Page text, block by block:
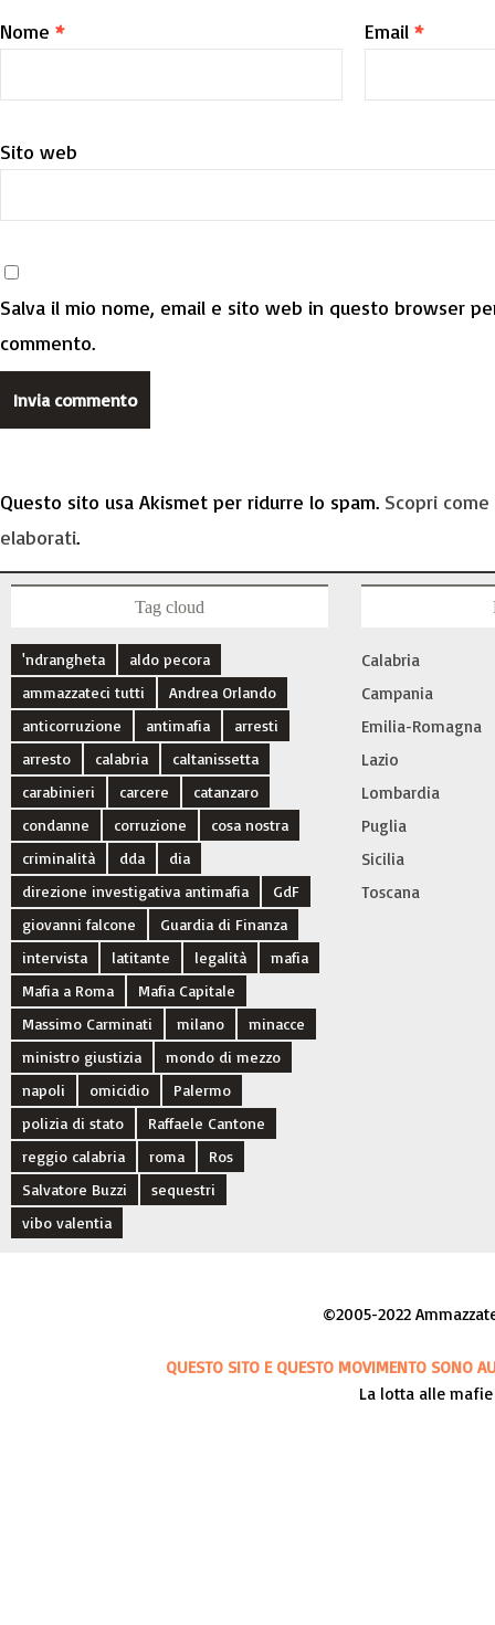
Nome * Email *
Sito web
Salva il mio nome, email e sito web in questo browser
commento.
Questo sito usa Akismet per ridurre lo spam. Scopri
elaborati.
Tag cloud
'ndrangheta
aldo pecora
ammazzateci tutti
Andrea Orlando
anticorruzione
antimafia
arresti
arresto
calabria
caltanissetta
carabinieri
carcere
catanzaro
condanne
corruzione
cosa nostra
criminalità
dda
dia
direzione investigativa antimafia
GdF
giovanni falcone
Guardia di Finanza
intervista
latitante legalità
mafia
Mafia a Roma
Mafia Capitale
Massimo Carminati
milano
minacce
ministro giustizia
mondo di mezzo
napoli
omicidio
Palermo
polizia di stato
Raffaele Cantone
reggio calabria
roma
Ros
Salvatore Buzzi
sequestri
vibo valentia
Calabria
Campania
Emilia-Romagna
Lazio
Lombardia
Puglia
Sicilia
Toscana
©2005-2022
QUESTO SITO E QUESTO MOVIMENTO SONO
La lotta alle